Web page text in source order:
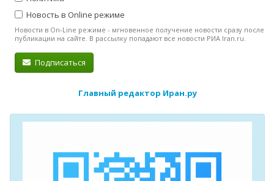
Новость в Online режиме
Новости в On-Line режиме - мгновенное получение новости сразу после
публикации на сайте. В рассылку попадают все новости РИА Iran.ru.
Подписаться
Главный редактор Иран.ру